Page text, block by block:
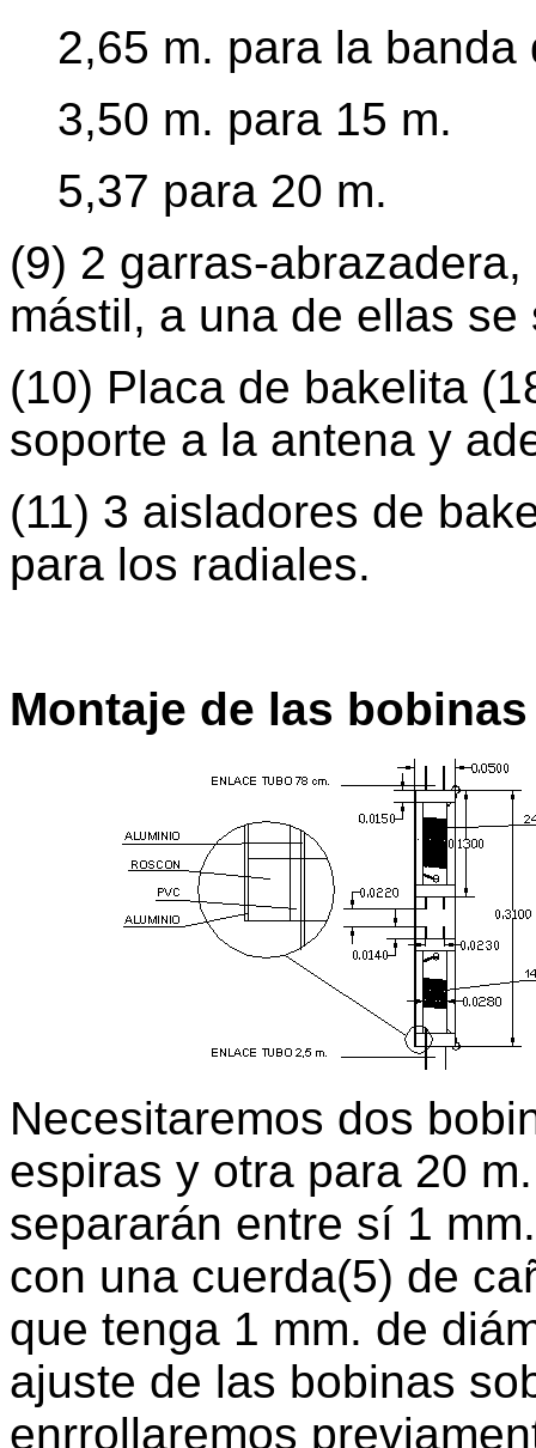
2,65 m. para la banda
3,50 m. para 15 m.
5,37 para 20 m.
(9) 2 garras-
mástil, a una de ellas
(10) Placa de bakelita
soporte a la antena y
(11) 3 aisladores de
para los radiales.
Montaje de las bobinas
Necesitaremos dos
espiras y otra para 20
separarán entre sí 1
con una cuerda(5) de
que tenga 1 mm. de
ajuste de las bobinas
enrrollaremos